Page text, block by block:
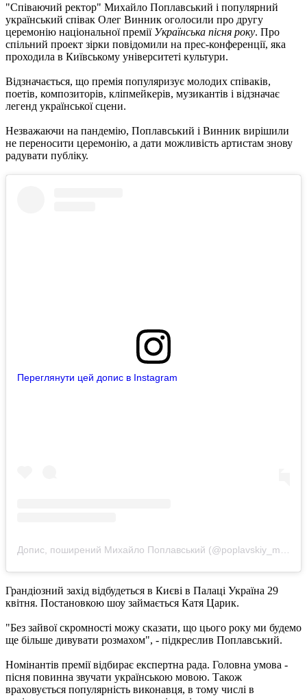
"Співаючий ректор" Михайло Поплавський і популярний
український співак Олег Винник оголосили про другу
церемонію національної премії Українська пісня року. Про
спільний проект зірки повідомили на прес-конференції, яка
проходила в Київському університеті культури.
Відзначається, що премія популяризує молодих співаків,
поетів, композиторів, кліпмейкерів, музикантів і відзначає
легенд української сцени.
Незважаючи на пандемію, Поплавський і Винник вирішили
не переносити церемонію, а дати можливість артистам знову
радувати публіку.
Переглянути цей допис в Instagram
Допис, поширений Михайло Поплавський (@poplavskiy_michail)
Грандіозний захід відбудеться в Києві в Палаці Україна 29
квітня. Постановкою шоу займається Катя Царик.
"Без зайвої скромності можу сказати, що цього року ми будемо
ще більше дивувати розмахом", - підкреслив Поплавський.
Номінантів премії відбирає експертна рада. Головна умова -
пісня повинна звучати українською мовою. Також
враховується популярність виконавця, в тому числі в